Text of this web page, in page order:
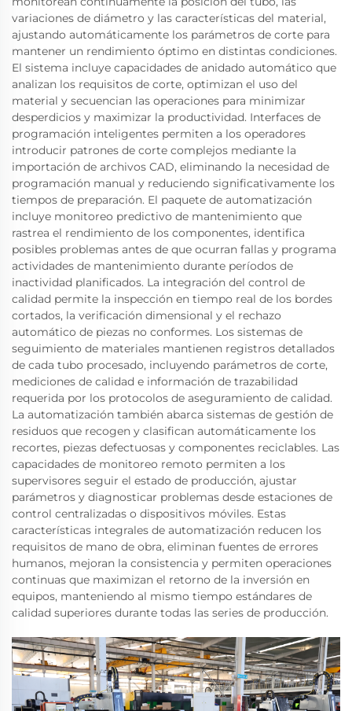
variaciones de diámetro y las características del material,
ajustando automáticamente los parámetros de corte para
mantener un rendimiento óptimo en distintas condiciones.
El sistema incluye capacidades de anidado automático que
analizan los requisitos de corte, optimizan el uso del
material y secuencian las operaciones para minimizar
desperdicios y maximizar la productividad. Interfaces de
programación inteligentes permiten a los operadores
introducir patrones de corte complejos mediante la
importación de archivos CAD, eliminando la necesidad de
programación manual y reduciendo significativamente los
tiempos de preparación. El paquete de automatización
incluye monitoreo predictivo de mantenimiento que
rastrea el rendimiento de los componentes, identifica
posibles problemas antes de que ocurran fallas y programa
actividades de mantenimiento durante períodos de
inactividad planificados. La integración del control de
calidad permite la inspección en tiempo real de los bordes
cortados, la verificación dimensional y el rechazo
automático de piezas no conformes. Los sistemas de
seguimiento de materiales mantienen registros detallados
de cada tubo procesado, incluyendo parámetros de corte,
mediciones de calidad e información de trazabilidad
requerida por los protocolos de aseguramiento de calidad.
La automatización también abarca sistemas de gestión de
residuos que recogen y clasifican automáticamente los
recortes, piezas defectuosas y componentes reciclables. Las
capacidades de monitoreo remoto permiten a los
supervisores seguir el estado de producción, ajustar
parámetros y diagnosticar problemas desde estaciones de
control centralizadas o dispositivos móviles. Estas
características integrales de automatización reducen los
requisitos de mano de obra, eliminan fuentes de errores
humanos, mejoran la consistencia y permiten operaciones
continuas que maximizan el retorno de la inversión en
equipos, manteniendo al mismo tiempo estándares de
calidad superiores durante todas las series de producción.